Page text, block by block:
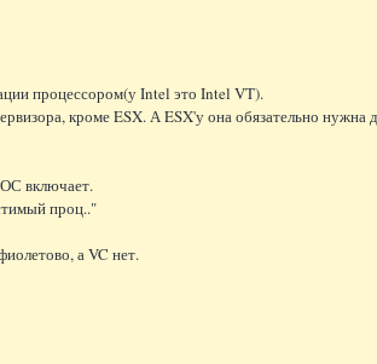
процессором(у Intel это Intel VT).
кроме ESX. А ESX'у она обязательно нужна
включает.
проц.."
а VC нет.